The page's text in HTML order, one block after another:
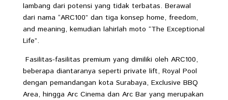
lambang dari potensi yang tidak terbatas. Berawal
dari nama “ARC100” dan tiga konsep home, freedom,
and meaning, kemudian lahirlah moto “The Exceptional
Life”.
Fasilitas-fasilitas premium yang dimiliki oleh ARC100,
beberapa diantaranya seperti private lift, Royal Pool
dengan pemandangan kota Surabaya, Exclusive BBQ
Area, hingga Arc Cinema dan Arc Bar yang merupakan